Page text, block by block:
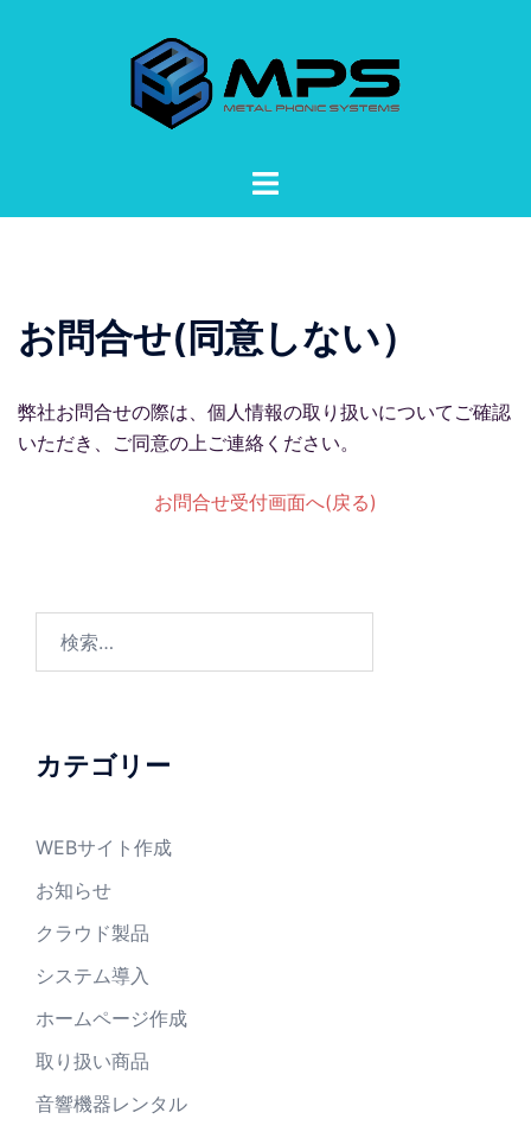
ト
ュ
ー
お問合せ(同意しない）
弊社お問合せの際は、個人情報の取り扱いについてご確認
いただき、ご同意の上ご連絡ください。
お問合せ受付画面へ(戻る)
カテゴリー
WEBサイト作成
お知らせ
クラウド製品
システム導入
ホームページ作成
取り扱い商品
音響機器レンタル